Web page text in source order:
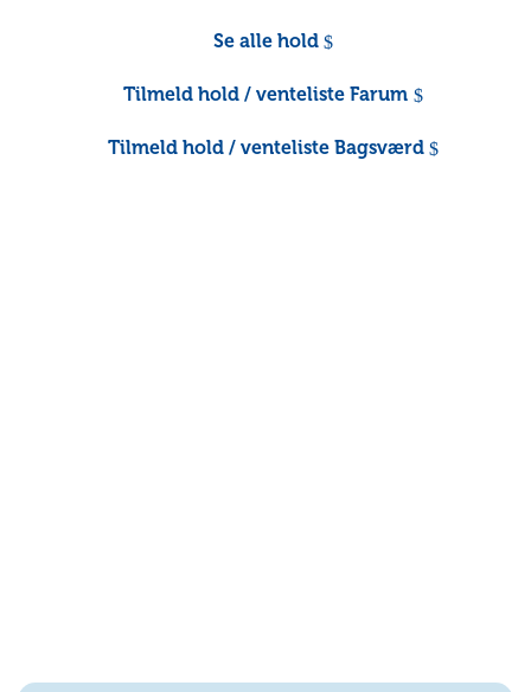
Se alle hold
Tilmeld hold / venteliste Farum
Tilmeld hold / venteliste Bagsværd